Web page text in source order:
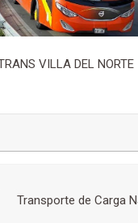
VILLA DEL NORTE
Transporte de Carga